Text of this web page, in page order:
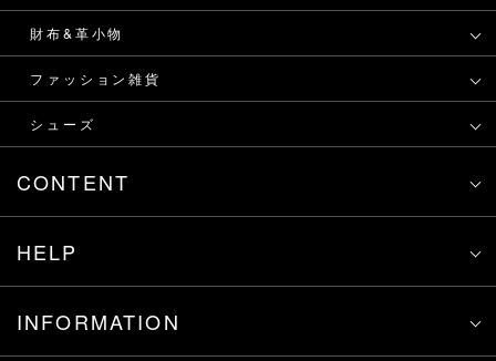
財布&革小物
ファッション雑貨
シューズ
CONTENT
HELP
INFORMATION